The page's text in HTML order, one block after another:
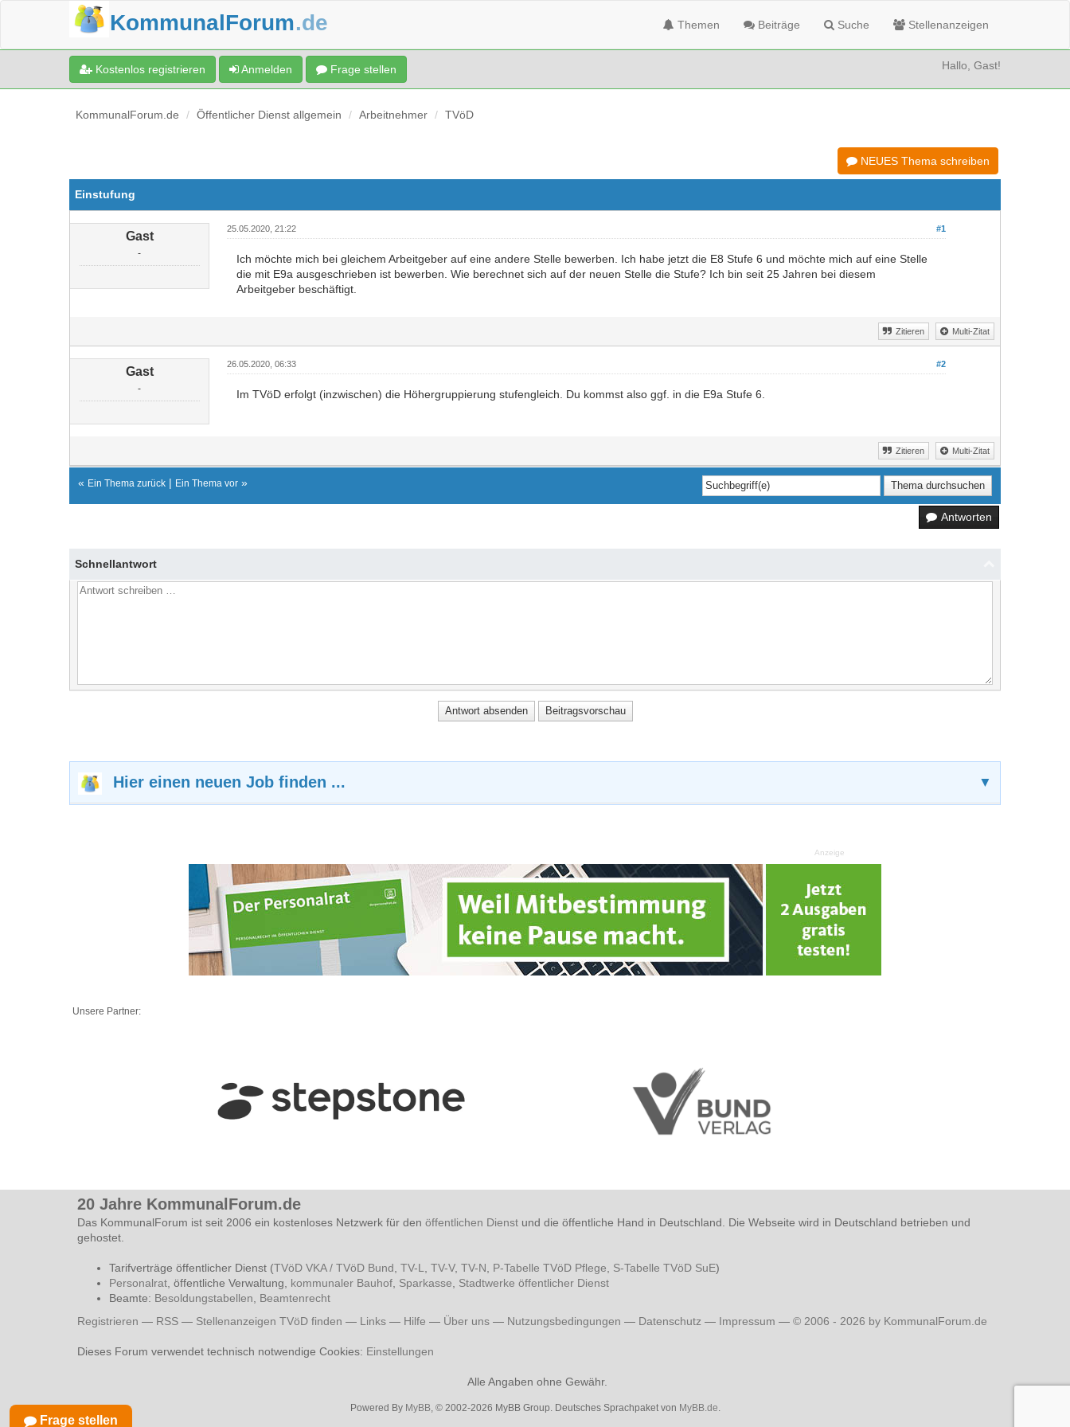
KommunalForum.de Themen Beiträge Suche Stellenanzeigen
Kostenlos registrieren Anmelden Frage stellen Hallo, Gast!
KommunalForum.de Öffentlicher Dienst allgemein Arbeitnehmer TVöD
NEUES Thema schreiben
Einstufung
Gast
-
#1
25.05.2020, 21:22
Ich möchte mich bei gleichem Arbeitgeber auf eine andere Stelle bewerben. Ich habe jetzt die E8 Stufe 6 und möchte mich auf eine Stelle
die mit E9a ausgeschrieben ist bewerben. Wie berechnet sich auf der neuen Stelle die Stufe? Ich bin seit 25 Jahren bei diesem
Arbeitgeber beschäftigt.
Zitieren Multi-Zitat
Gast
-
#2
26.05.2020, 06:33
Im TVöD erfolgt (inzwischen) die Höhergruppierung stufengleich. Du kommst also ggf. in die E9a Stufe 6.
Zitieren Multi-Zitat
« Ein Thema zurück | Ein Thema vor »
Antworten
Schnellantwort
Hier einen neuen Job finden ... ▼
Frage stellen
Anzeige
Unsere Partner:
20 Jahre KommunalForum.de
Das KommunalForum ist seit 2006 ein kostenloses Netzwerk für den öffentlichen Dienst und die öffentliche Hand in Deutschland. Die Webseite wird in Deutschland betrieben und
gehostet.
Tarifverträge öffentlicher Dienst (TVöD VKA / TVöD Bund TV-L TV-V, TV-N P-Tabelle TVöD Pflege S-Tabelle TVöD SuE)
Personalrat , öffentliche Verwaltung, kommunaler Bauhof Sparkasse
Stadtwerke öffentlicher Dienst
Beamte: Besoldungstabellen
Beamtenrecht
Registrieren — RSS — Stellenanzeigen TVöD finden — Links — Hilfe — Über uns — Nutzungsbedingungen — Datenschutz — Impressum — © 2006 - 2026 by KommunalForum.de
Dieses Forum verwendet technisch notwendige Cookies: Einstellungen
Alle Angaben ohne Gewähr.
Powered By MyBB, © 2002-2026 MyBB Group. Deutsches Sprachpaket von MyBB.de.